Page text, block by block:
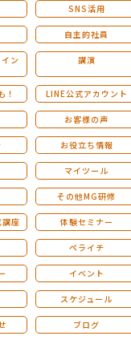
SNS活用
自主的社員
ン 講演
！ LINE公式アカウント
お客様の声
お役立ち情報
マイツール
その他MG研修
座 体験セミナー
ペライチ
イベント
スケジュール
ブログ